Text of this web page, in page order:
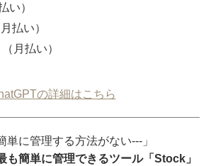
い）
払い）
月払い）
の詳細はこちら
単に管理する方法がない---」
も簡単に管理できるツール「Stock」